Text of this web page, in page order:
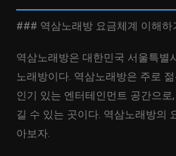
### 역삼노래방 요금체계 이해하
역삼노래방은 대한민국 서울특별
노래방이다. 역삼노래방은 주로
인기 있는 엔터테인먼트 공간으
길 수 있는 곳이다. 역삼노래방의
아보자.